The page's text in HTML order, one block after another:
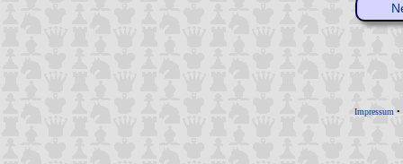
Impressum •